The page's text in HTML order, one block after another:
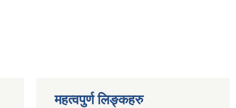
महत्वपुर्ण लिङ्कहरु